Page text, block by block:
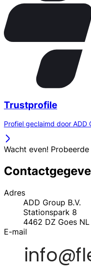
Trustprofile
Profiel geclaimd door ADD
Wacht even!
Adres
ADD Group B.V.
Stationspark 8
4462 DZ Goes NL
E-mail